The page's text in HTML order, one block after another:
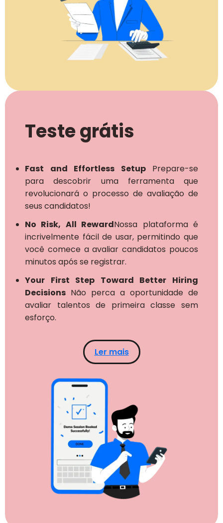
Teste grátis
Fast and Effortless SetupPrepare-se
para descobrir uma ferramenta que
revolucionará o processo de avaliação de
seus candidatos!
No Risk, All RewardNossa plataforma é
incrivelmente fácil de usar, permitindo que
você comece a avaliar candidatos poucos
minutos após se registrar.
Your First Step Toward Better Hiring
Decisions Não perca a oportunidade de
avaliar talentos de primeira classe sem
esforço.
Ler mais